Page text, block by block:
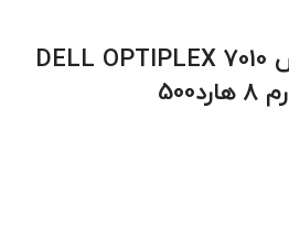
مینی کیس DELL OPTIPLEX 7010
رم 8 هارد500